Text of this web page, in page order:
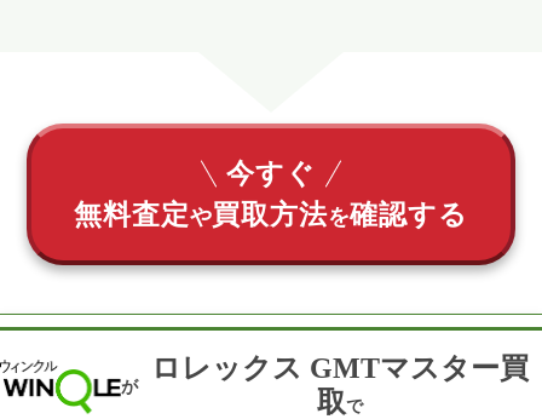
今すぐ
無料査定や買取方法を確認する
が
ロレックス GMTマスター買
取で